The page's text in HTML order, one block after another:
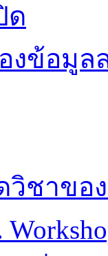
ด
งข้อมูล
วิชาขอ